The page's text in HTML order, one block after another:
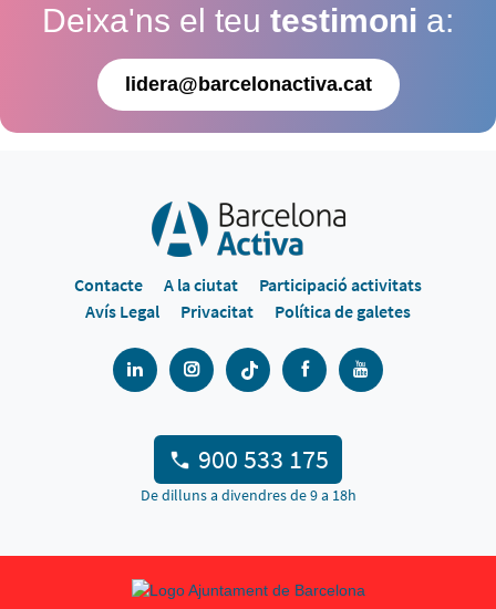
Deixa'ns el teu testimoni a:
lidera@barcelonactiva.cat
Contacte A la ciutat
Participació activitats
Avís Legal
Privacitat Política de galetes
900 533 175
De dilluns a divendres de 9 a 18h